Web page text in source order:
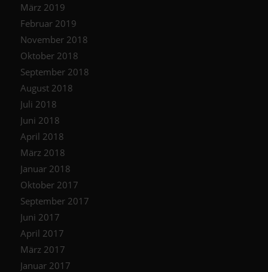
März 2019
Februar 2019
November 2018
Oktober 2018
September 2018
August 2018
Juli 2018
Juni 2018
April 2018
März 2018
Januar 2018
Oktober 2017
September 2017
Juni 2017
April 2017
März 2017
Januar 2017